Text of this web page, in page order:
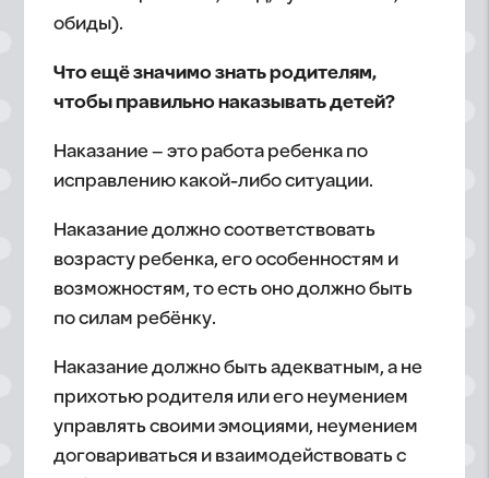
обиды).
Что ещё значимо знать родителям,
чтобы правильно наказывать детей?
Наказание – это работа ребенка по
исправлению какой-либо ситуации.
Наказание должно соответствовать
возрасту ребенка, его особенностям и
возможностям, то есть оно должно быть
по силам ребёнку.
Наказание должно быть адекватным, а не
прихотью родителя или его неумением
управлять своими эмоциями, неумением
договариваться и взаимодействовать с